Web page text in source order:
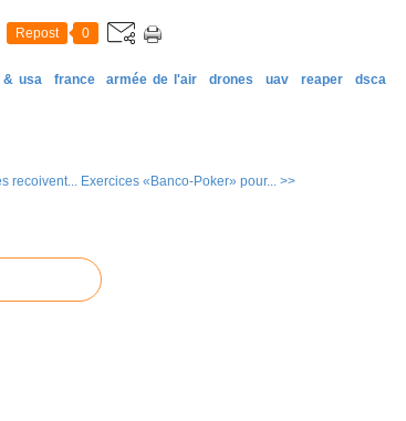
Repost 0
& usa france armée de l'air drones uav reaper
dsca
recoivent... Exercices «Banco-Poker» pour... >>